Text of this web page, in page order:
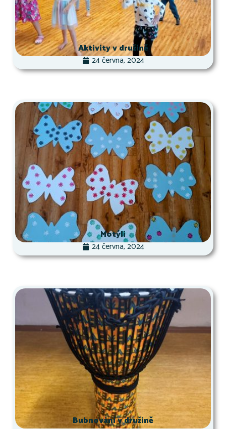
Aktivity v družině
24 června, 2024
Motýli
24 června, 2024
Bubnování v družině